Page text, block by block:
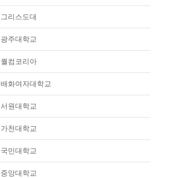
그리스도대
광주대학교
퀄컴코리아
배화여자대학교
서원대학교
가천대학교
국민대학교
중앙대학교